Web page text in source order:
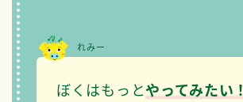
ぼくはもっとやってみたい！
れみー